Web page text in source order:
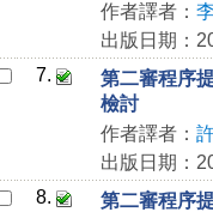
作者譯者：
出版日期：
7.
第二審程序
檢討
作者譯者：
出版日期：
8.
第二審程序